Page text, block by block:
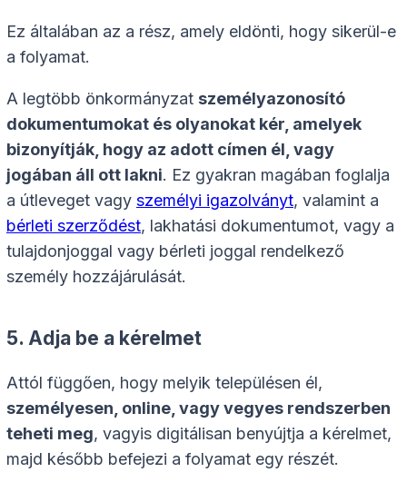
Ez általában az a rész, amely eldönti, hogy sikerül-e
a folyamat.
A legtöbb önkormányzat személyazonosító
dokumentumokat és olyanokat kér, amelyek
bizonyítják, hogy az adott címen él, vagy
jogában áll ott lakni. Ez gyakran magában foglalja
a útleveget vagy személyi igazolványt, valamint a
bérleti szerződést, lakhatási dokumentumot, vagy a
tulajdonjoggal vagy bérleti joggal rendelkező
személy hozzájárulását.
5. Adja be a kérelmet
Attól függően, hogy melyik településen él,
személyesen, online, vagy vegyes rendszerben
teheti meg, vagyis digitálisan benyújtja a kérelmet,
majd később befejezi a folyamat egy részét.